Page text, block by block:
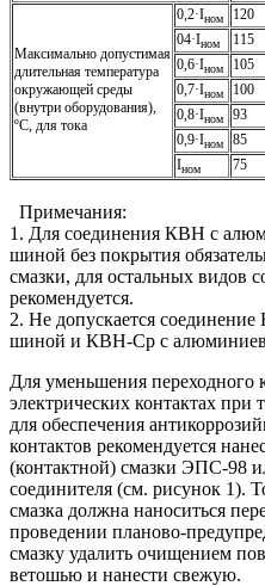
Максимально допустимая
длительная температура
окружающей среды
(внутри оборудования),
ºС, для тока
0,2·Iном 120
04·Iном 115
0,6·Iном 105
0,7·Iном 100
0,8·Iном 93
0,9·Iном 85
Iном 75
Примечания:
1. Для соединения КВН с
шиной без покрытия
смазки, для остальных видов
рекомендуется.
2. Не допускается
шиной и КВН-Ср с
Для уменьшения переходного
электрических контактах при
для обеспечения
контактов рекомендуется
(контактной) смазки ЭПС-98
соединителя (см. рисунок 1).
смазка должна наноситься
проведении планово-
смазку удалить очищением
ветошью и нанести свежую.